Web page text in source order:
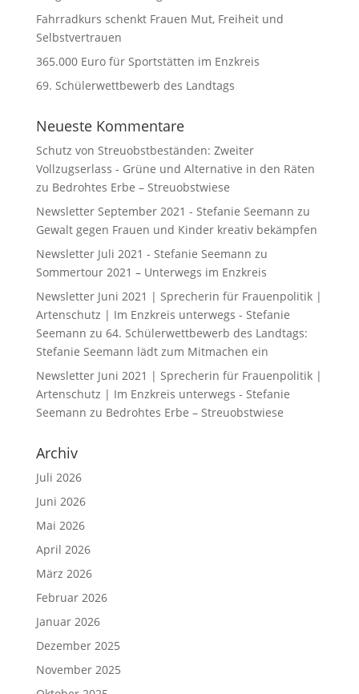
Fahrradkurs schenkt Frauen Mut, Freiheit und
Selbstvertrauen
365.000 Euro für Sportstätten im Enzkreis
69. Schülerwettbewerb des Landtags
Neueste Kommentare
Schutz von Streuobstbeständen: Zweiter
Vollzugserlass - Grüne und Alternative in den Räten
zu Bedrohtes Erbe – Streuobstwiese
Newsletter September 2021 - Stefanie Seemann zu
Gewalt gegen Frauen und Kinder kreativ bekämpfen
Newsletter Juli 2021 - Stefanie Seemann zu
Sommertour 2021 – Unterwegs im Enzkreis
Newsletter Juni 2021 | Sprecherin für Frauenpolitik |
Artenschutz | Im Enzkreis unterwegs - Stefanie
Seemann zu 64. Schülerwettbewerb des Landtags:
Stefanie Seemann lädt zum Mitmachen ein
Newsletter Juni 2021 | Sprecherin für Frauenpolitik |
Artenschutz | Im Enzkreis unterwegs - Stefanie
Seemann zu Bedrohtes Erbe – Streuobstwiese
Archiv
Juli 2026
Juni 2026
Mai 2026
April 2026
März 2026
Februar 2026
Januar 2026
Dezember 2025
November 2025